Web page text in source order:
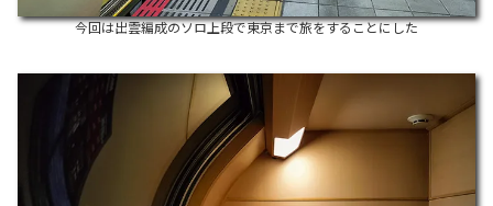
今回は出雲編成のソロ上段で東京まで旅をすることにした